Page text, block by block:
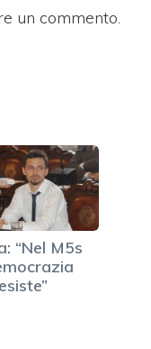
un commento.
“Nel M5s